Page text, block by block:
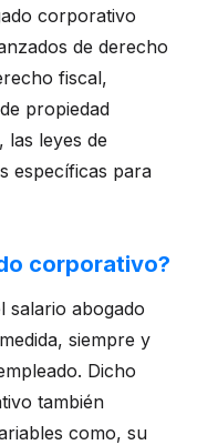
corporativo
de derecho
fiscal,
propiedad
las leyes de
específicas para
corporativo?
salario abogado
siempre y
Dicho
también
como, su